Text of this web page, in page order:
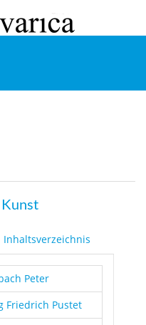
Kunst
Inhaltsverzeichnis
Peter
Friedrich Pustet